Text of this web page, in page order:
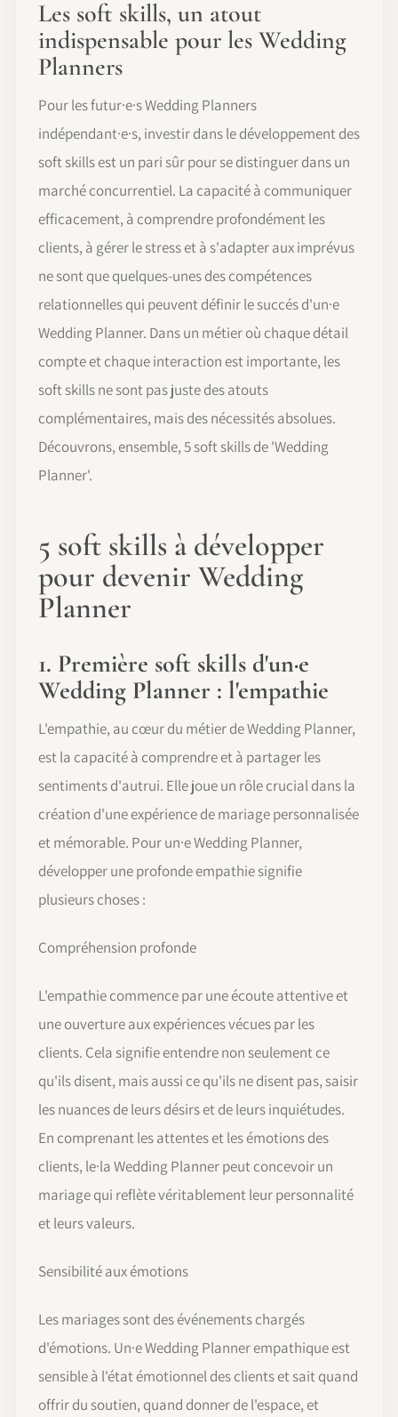
Les soft skills, un atout
indispensable pour les Wedding
Planners
Pour les futur·e·s Wedding Planners
indépendant·e·s, investir dans le développement des
soft skills est un pari sûr pour se distinguer dans un
marché concurrentiel. La capacité à communiquer
efficacement, à comprendre profondément les
clients, à gérer le stress et à s'adapter aux imprévus
ne sont que quelques-unes des compétences
relationnelles qui peuvent définir le succés d'un·e
Wedding Planner. Dans un métier où chaque détail
compte et chaque interaction est importante, les
soft skills ne sont pas juste des atouts
complémentaires, mais des nécessités absolues.
Découvrons, ensemble, 5 soft skills de 'Wedding
Planner'.
5 soft skills à développer
pour devenir Wedding
Planner
1. Première soft skills d'un·e
Wedding Planner : l'empathie
L'empathie, au cœur du métier de Wedding Planner,
est la capacité à comprendre et à partager les
sentiments d'autrui. Elle joue un rôle crucial dans la
création d'une expérience de mariage personnalisée
et mémorable. Pour un·e Wedding Planner,
développer une profonde empathie signifie
plusieurs choses :
Compréhension profonde
L'empathie commence par une écoute attentive et
une ouverture aux expériences vécues par les
clients. Cela signifie entendre non seulement ce
qu'ils disent, mais aussi ce qu'ils ne disent pas, saisir
les nuances de leurs désirs et de leurs inquiétudes.
En comprenant les attentes et les émotions des
clients, le·la Wedding Planner peut concevoir un
mariage qui reflète véritablement leur personnalité
et leurs valeurs.
Sensibilité aux émotions
Les mariages sont des événements chargés
d'émotions. Un·e Wedding Planner empathique est
sensible à l'état émotionnel des clients et sait quand
offrir du soutien, quand donner de l'espace, et